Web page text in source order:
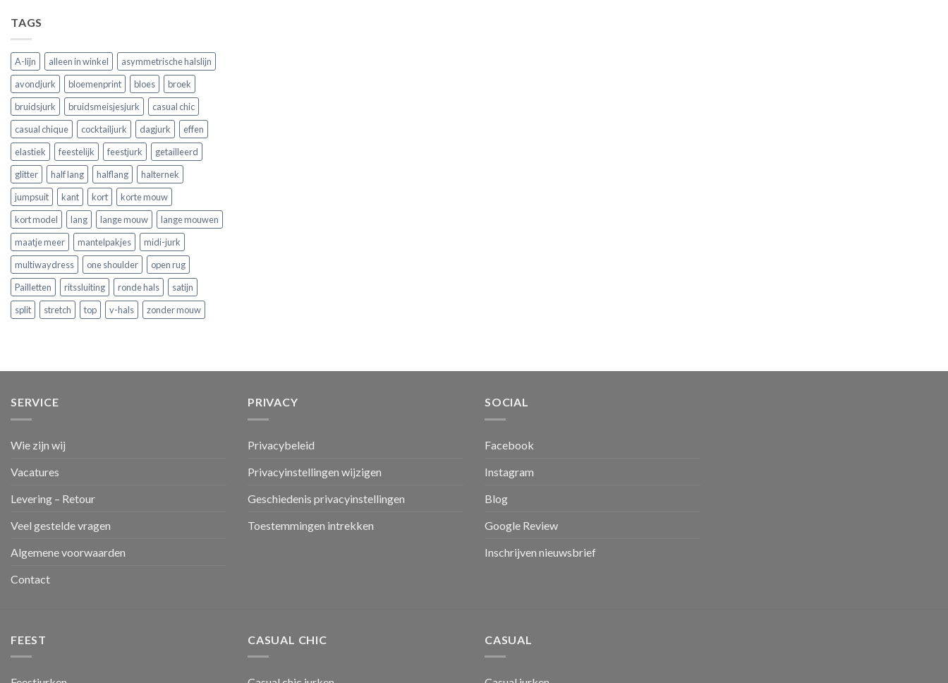
TAGS
A-lijn alleen in winkel
asymmetrische halslijn
avondjurk
bloemenprint bloes
broek
bruidsjurk
bruidsmeisjesjurk
casual chic
casual chique
cocktailjurk dagjurk
effen
elastiek
feestelijk feestjurk
getailleerd
glitter
half lang halflang
halternek
jumpsuit
kant kort
korte mouw
kort model
lang lange mouw
lange mouwen
maatje meer
mantelpakjes
midi-jurk
multiwaydress
one shoulder
open rug
Pailletten
ritssluiting ronde hals
satijn
split
stretch top v-hals zonder mouw
SERVICE
Wie zijn wij
Vacatures
Levering – Retour
Veel gestelde vragen
Algemene voorwaarden
Contact
PRIVACY
Privacybeleid
Privacyinstellingen wijzigen
Geschiedenis privacyinstellingen
Toestemmingen intrekken
SOCIAL
Facebook
Instagram
Blog
Google Review
Inschrijven nieuwsbrief
FEEST CASUAL CHIC CASUAL